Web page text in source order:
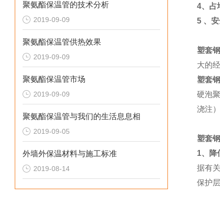
聚氨酯保温管的技术分析
2019-09-09
聚氨酯保温管供热效果
2019-09-09
聚氨酯保温管市场
2019-09-09
聚氨酯保温管与我们的生活息息相
2019-09-05
外墙外保温材料与施工标准
2019-08-14
4、占
5 、
塑套
大的
塑套
硬泡
浇注
塑套
1、降
据有
保护